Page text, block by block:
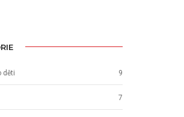
děti 9
7